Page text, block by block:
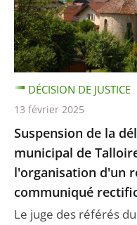
Suspension de la
municipal de
l'organisation d'un
communiqué
Le juge des référés
DÉCISION DE JUSTICE
13 février 2025